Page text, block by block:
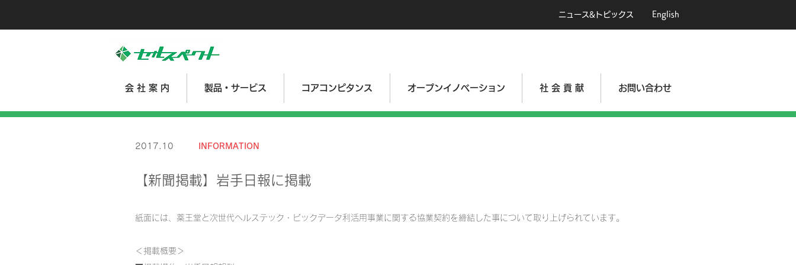
ニュース&トピックス English
会 社 案 内 製品・サービス コアコンピタンス オープンイノベーション 社 会 貢 献 お問い合わせ
2017.10 INFORMATION
【新聞掲載】岩手日報に掲載
紙面には、薬王堂と次世代ヘルステック・ビックデータ利活用事業に関する協業契約を締結した事について取り上げられています。
＜掲載概要＞